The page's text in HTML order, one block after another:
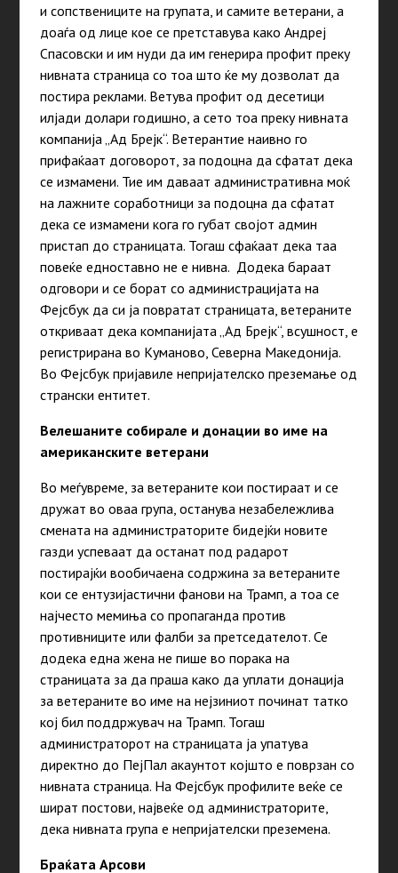
и сопствениците на групата, и самите ветерани, а
доаѓа од лице кое се претставува како Андреј
Спасовски и им нуди да им генерира профит преку
нивната страница со тоа што ќе му дозволат да
постира реклами. Ветува профит од десетици
илјади долари годишно, а сето тоа преку нивната
компанија „Ад Брејк“. Ветерантие наивно го
прифаќаат договорот, за подоцна да сфатат дека
се измамени. Тие им даваат административна моќ
на лажните соработници за подоцна да сфатат
дека се измамени кога го губат својот админ
пристап до страницата. Тогаш сфаќаат дека таа
повеќе едноставно не е нивна. Додека бараат
одговори и се борат со администрацијата на
Фејсбук да си ја повратат страницата, ветераните
откриваат дека компанијата „Ад Брејк“, всушност, е
регистрирана во Куманово, Северна Македонија.
Во Фејсбук пријавиле непријателско преземање од
странски ентитет.
Велешаните собирале и донации во име на
американските ветерани
Во меѓувреме, за ветераните кои постираат и се
дружат во оваа група, останува незабележлива
смената на администраторите бидејќи новите
газди успеваат да останат под радарот
постирајќи вообичаена содржина за ветераните
кои се ентузијастични фанови на Трамп, а тоа се
најчесто мемиња со пропаганда против
противниците или фалби за претседателот. Се
додека една жена не пише во порака на
страницата за да праша како да уплати донација
за ветераните во име на нејзиниот починат татко
кој бил поддржувач на Трамп. Тогаш
администраторот на страницата ја упатува
директно до ПејПал акаунтот којшто е поврзан со
нивната страница. На Фејсбук профилите веќе се
шират постови, највеќе од администраторите,
дека нивната група е непријателски преземена.
Браќата Арсови